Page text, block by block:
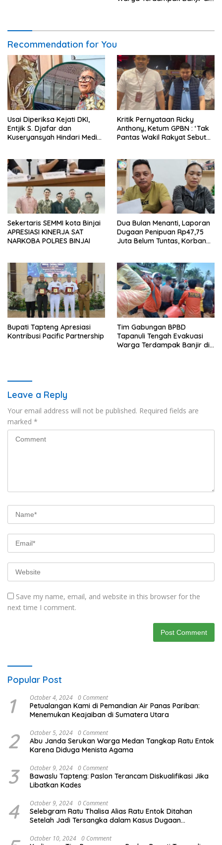
Recommendation for You
Usai Diperiksa Kejati DKI,
Entjik S. Djafar dan
Kuseryansyah Hindari Media,
Kritik Pernyataan Ricky
Anthony, Ketum GPBN : ‘Tak
Pantas Wakil Rakyat Sebut
Sekertaris SEMMI kota Binjai
APRESIASI KINERJA SAT
NARKOBA POLRES BINJAI
Dua Bulan Menanti, Laporan
Dugaan Penipuan Rp47,75
Juta Belum Tuntas, Korban
Bupati Tapteng Apresiasi
Kontribusi Pacific Partnership
Tim Gabungan BPBD
Tapanuli Tengah Evakuasi
Warga Terdampak Banjir di
Leave a Reply
Your email address will not be published. Required fields are
marked *
Save my name, email, and website in this browser for the
next time I comment.
Popular Post
1 October 4, 2024 0 Comment
Petualangan Kami di Pemandian Air Panas Pariban:
Menemukan Keajaiban di Sumatera Utara
2 October 5, 2024 0 Comment
Abu Janda Serukan Warga Medan Tangkap Ratu Entok
Karena Diduga Menista Agama
3 October 9, 2024 0 Comment
Bawaslu Tapteng: Paslon Terancam Diskualifikasi Jika
Libatkan Kades
4 October 9, 2024 0 Comment
Selebgram Ratu Thalisa Alias Ratu Entok Ditahan
Setelah Jadi Tersangka dalam Kasus Dugaan
October 10, 2024 0 Comment